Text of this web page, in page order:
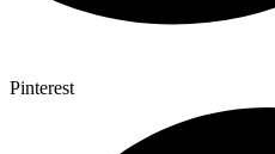
Pinterest